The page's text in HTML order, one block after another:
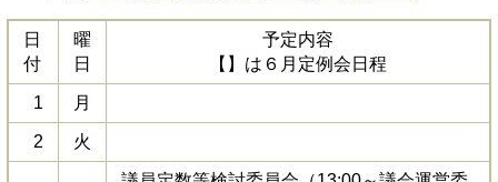
日
付
曜
日
予定内容
【】は６月定例会日程
1 月
2 火